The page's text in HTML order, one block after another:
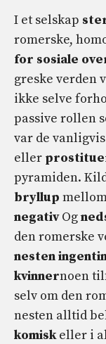
I et selskap
romerske,
for sosiale
greske verden
ikke selve
passive rollen
var de
eller
pyramiden.
bryllup
negativOg
den romerske
nesten
kvinnernoen
selv om den
nesten alltid
komiskeller i